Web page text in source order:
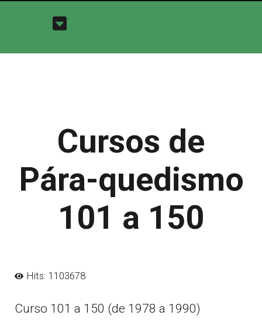
Cursos de
Pára-quedismo
101 a 150
Hits: 1103678
Curso 101 a 150 (de 1978 a 1990)